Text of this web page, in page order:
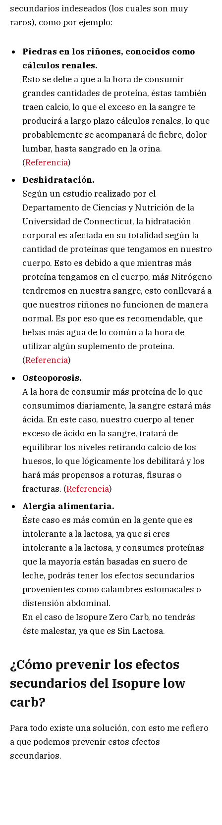
secundarios indeseados (los cuales son muy
raros), como por ejemplo:
Piedras en los riñones, conocidos como
cálculos renales.
Esto se debe a que a la hora de consumir
grandes cantidades de proteína, éstas también
traen calcio, lo que el exceso en la sangre te
producirá a largo plazo cálculos renales, lo que
probablemente se acompañará de fiebre, dolor
lumbar, hasta sangrado en la orina.
(Referencia)
Deshidratación.
Según un estudio realizado por el
Departamento de Ciencias y Nutrición de la
Universidad de Connecticut, la hidratación
corporal es afectada en su totalidad según la
cantidad de proteínas que tengamos en nuestro
cuerpo. Esto es debido a que mientras más
proteína tengamos en el cuerpo, más Nitrógeno
tendremos en nuestra sangre, esto conllevará a
que nuestros riñones no funcionen de manera
normal. Es por eso que es recomendable, que
bebas más agua de lo común a la hora de
utilizar algún suplemento de proteína.
(Referencia)
Osteoporosis.
A la hora de consumir más proteína de lo que
consumimos diariamente, la sangre estará más
ácida. En este caso, nuestro cuerpo al tener
exceso de ácido en la sangre, tratará de
equilibrar los niveles retirando calcio de los
huesos, lo que lógicamente los debilitará y los
hará más propensos a roturas, fisuras o
fracturas. (Referencia)
Alergia alimentaria.
Éste caso es más común en la gente que es
intolerante a la lactosa, ya que si eres
intolerante a la lactosa, y consumes proteínas
que la mayoría están basadas en suero de
leche, podrás tener los efectos secundarios
provenientes como calambres estomacales o
distensión abdominal.
En el caso de Isopure Zero Carb, no tendrás
éste malestar, ya que es Sin Lactosa.
¿Cómo prevenir los efectos
secundarios del Isopure low
carb?
Para todo existe una solución, con esto me refiero
a que podemos prevenir estos efectos
secundarios.